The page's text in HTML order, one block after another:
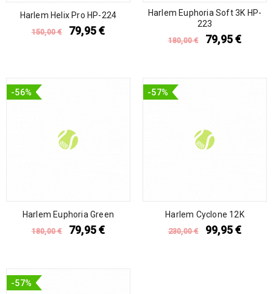
Harlem Helix Pro HP-224
150,00€ 79,95€
Harlem Euphoria Soft 3K HP-
223
180,00€ 79,95€
-56%
Harlem Euphoria Green
180,00€ 79,95€
-57%
Harlem Cyclone 12K
230,00€ 99,95€
-57%